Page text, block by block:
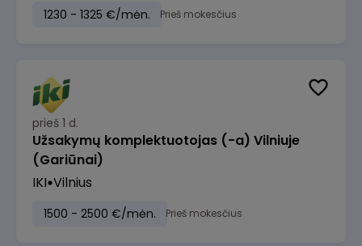
1230 - 1325 €/mėn. Prieš mokesčius
prieš 1 d.
Užsakymų komplektuotojas (-a) Vilniuje
(Gariūnai)
IKI Vilnius
1500 - 2500 €/mėn. Prieš mokesčius